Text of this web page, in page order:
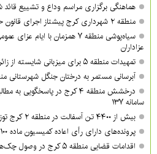
هماهنگی برگزاری مراسم وداع و تشییع قائد
منطقه ۲ شهرداری کرج پیشتاز اجرای قانون حدنگار در میان مناطق شد
سیاه‌پوشی منطقه ۷ همزمان با
عزاداران
تمهیدات منطقه ۵ برای میزبانی شایسته از زائران مراسم وداع با رهبر شهید
آبرسانی مستمر به درختان جنگل شهرستانی منطقه ۱۰ با تانکرهای
درخشش منطقه ۴ کرج در
سامانه ۱۳۷
بیش از ۴۴۰۰ تن آسفالت در منطقه ۲ کرج توزیع شد
پرونده‌های دارای رأی اعاده کمیسیون ماده ۱۰۰ تعیین تکلیف شدند
اقدامات قضایی منطقه ۵ کرج در وصول چک‌های برگشتی